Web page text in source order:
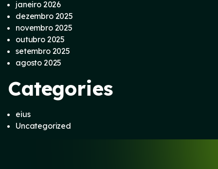
janeiro 2026
dezembro 2025
novembro 2025
outubro 2025
setembro 2025
agosto 2025
Categories
eius
Uncategorized